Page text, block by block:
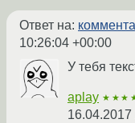
Ответ на:
10:26:04 +00:00
У тебя
aplay